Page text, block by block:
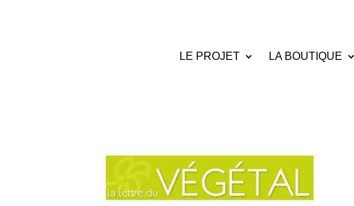
LE PROJET LA BOUTIQUE